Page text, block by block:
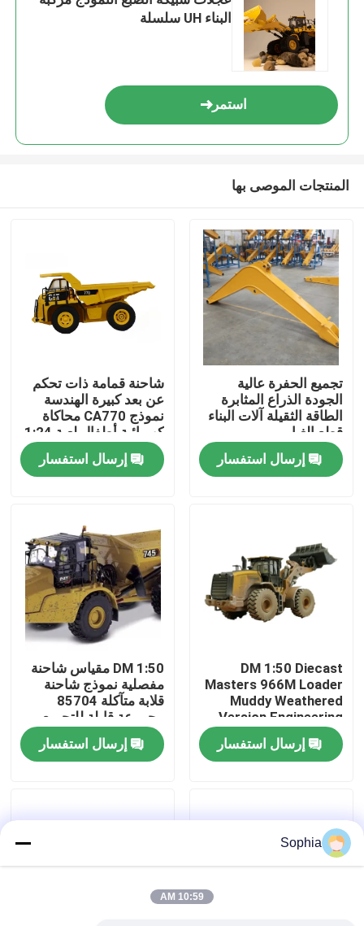
المنزل
فيديوهات
حولنا
جولة في المصنع
مراقبة الجودة
اتصل بنا
القضايا
البناء UH سلسلة
استمر
المنتجات الموصى بها
تجميع الحفرة عالية
الجودة الذراع المثابرة
الطاقة الثقيلة آلات البناء
قطع الغيار
إرسال استفسار
شاحنة قمامة ذات تحكم
عن بعد كبيرة الهندسة
نموذج CA770 محاكاة
كهربائية أطفال لعبة 1:24
إرسال استفسار
DM 1:50 Diecast
Masters 966M Loader
Muddy Weathered
Version Engineering
Vehicle Model 85703
إرسال استفسار
DM 1:50 مقياس شاحنة
مفصلية نموذج شاحنة
قلابة متآكلة 85704
مجموعة قابلة للتجميع
من المعدن المصبوب
إرسال استفسار
Sophia
10:59 AM